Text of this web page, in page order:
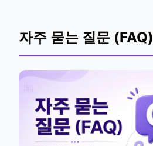
자주 묻는 질문 (FAQ)